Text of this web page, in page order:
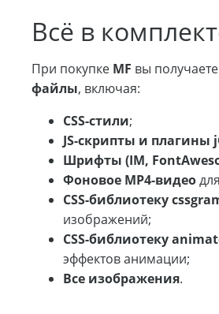
Всё в
При покупке MF вы получаете
файлы, включая:
CSS-стили;
JS-скрипты и плагины
Шрифты (IM,
Фоновое MP4-видео
CSS-библиотеку
изображений;
CSS-библиотеку
эффектов анимации;
Все изображения.